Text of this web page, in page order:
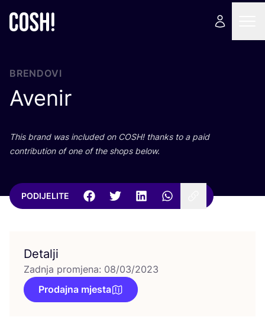
BRENDOVI
Avenir
This brand was inclu­ded on COSH! than­ks to a paid
con­tri­bu­ti­on of one of the shops below.
PODIJELITE
Detalji
Zadnja promjena: 08/03/2023
Prodajna mjesta